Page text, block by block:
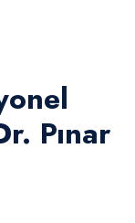
Pınar